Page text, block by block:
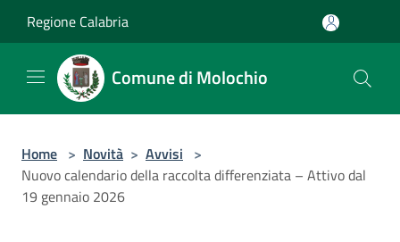
Regione Calabria
Comune di Molochio
Home > Novità > Avvisi >
Nuovo calendario della raccolta differenziata – Attivo dal
19 gennaio 2026